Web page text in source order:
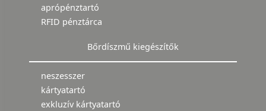
aprópénztartó
RFID pénztárca
Bőrdíszmű kiegészítők
neszesszer
kártyatartó
exkluzív kártyatartó